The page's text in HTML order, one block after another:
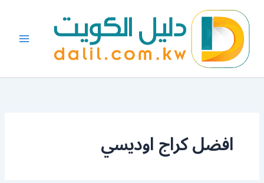
المحتوى
افضل كراج اوديسي